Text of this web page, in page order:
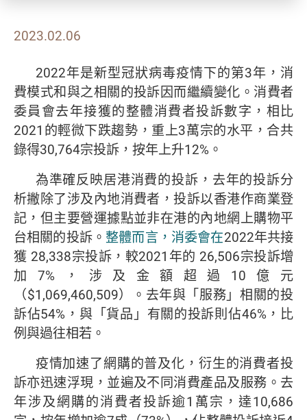
2023.02.06
2022年是新型冠狀病毒疫情下的第3年，消
費模式和與之相關的投訴因而繼續變化。消費者
委員會去年接獲的整體消費者投訴數字，相比
2021的輕微下跌趨勢，重上3萬宗的水平，合共
錄得30,764宗投訴，按年上升12%。
為準確反映居港消費的投訴，去年的投訴分
析撇除了涉及內地消費者，投訴以香港作商業登
記，但主要營運據點並非在港的內地網上購物平
台相關的投訴。整體而言，消委會在2022年共接
獲 28,338宗投訴，較2021年的 26,506宗投訴增
加7%，涉及金額超過10億元
（$1,069,460,509）。去年與「服務」相關的投
訴佔54%，與「貨品」有關的投訴則佔46%，比
例與過往相若。
疫情加速了網購的普及化，衍生的消費者投
訴亦迅速浮現，並遍及不同消費產品及服務。去
年涉及網購的消費者投訴逾1萬宗，達10,686